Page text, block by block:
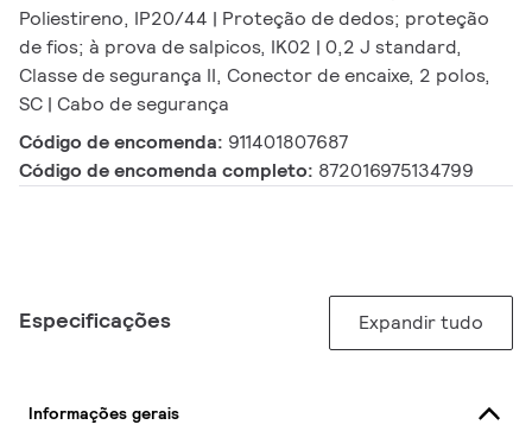
Poliestireno, IP20/44 | Proteção de dedos; proteção
de fios; à prova de salpicos, IK02 | 0,2 J standard,
Classe de segurança II, Conector de encaixe, 2 polos,
SC | Cabo de segurança
Código de encomenda: 911401807687
Código de encomenda completo: 872016975134799
Especificações Expandir tudo
Informações gerais